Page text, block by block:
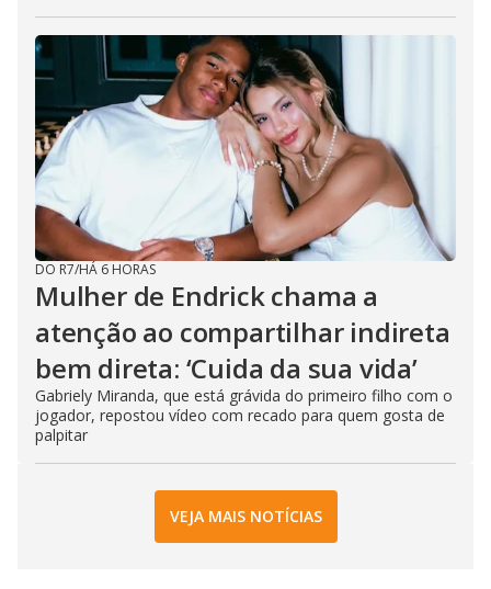
DO R7/HÁ 6 HORAS
Mulher de Endrick chama a
atenção ao compartilhar indireta
bem direta: ‘Cuida da sua vida’
Gabriely Miranda, que está grávida do primeiro filho com o
jogador, repostou vídeo com recado para quem gosta de
palpitar
VEJA MAIS NOTÍCIAS